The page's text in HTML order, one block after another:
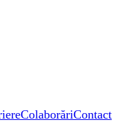
ColaborăriContact